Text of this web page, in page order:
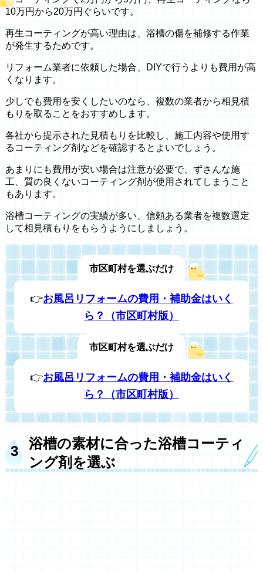
10万円から20万円ぐらいです。
再生コーティングが高い理由は、浴槽の傷を補修する作業
が発生するためです。
リフォーム業者に依頼した場合、DIYで行うよりも費用が高
くなります。
少しでも費用を安くしたいのなら、複数の業者から相見積
もりを取ることをおすすめします。
各社から提示された見積もりを比較し、施工内容や使用す
るコーティング剤などを確認するとよいでしょう。
あまりにも費用が安い場合は注意が必要で、ずさんな施
工、質の良くないコーティング剤が使用されてしまうこと
もあります。
浴槽コーティングの実績が多い、信頼ある業者を複数選定
して相見積もりをもらうようにしましょう。
市区町村を選ぶだけ
👉お風呂リフォームの費用・補助金はいく
ら？（市区町村版）
市区町村を選ぶだけ
👉お風呂リフォームの費用・補助金はいく
ら？（市区町村版）
浴槽の素材に合った浴槽コーティ
ング剤を選ぶ